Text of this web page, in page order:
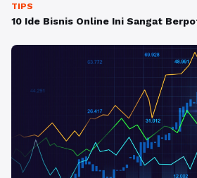
TIPS
10 Ide Bisnis Online Ini Sangat